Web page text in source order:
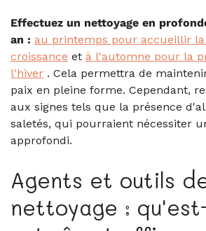
Effectuez un nettoyage en
an : au printemps pour accueillir la
croissance et à l'automne pour la
l'hiver . Cela permettra de
paix en pleine forme. Cependant,
aux signes tels que la présence
saletés, qui pourraient nécessiter
approfondi.
Agents et outils
nettoyage :